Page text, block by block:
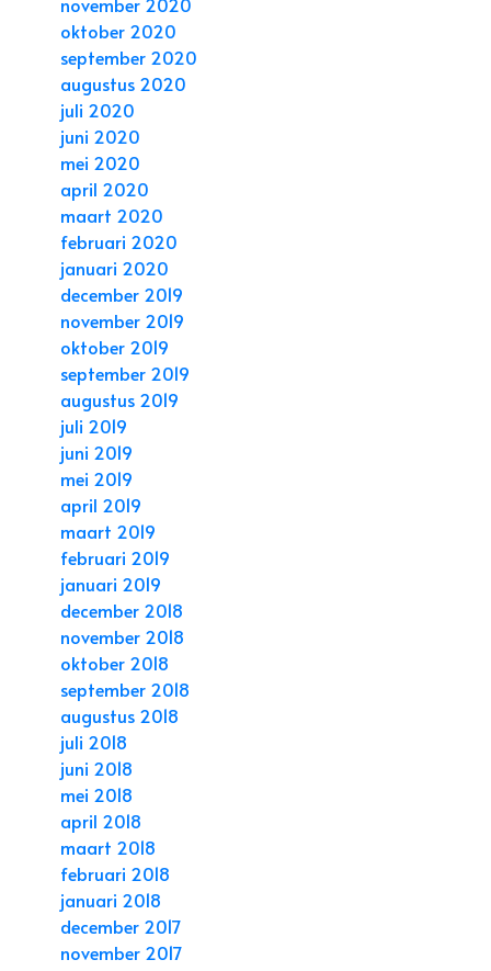
oktober 2020
september 2020
augustus 2020
juli 2020
juni 2020
mei 2020
april 2020
maart 2020
februari 2020
januari 2020
december 2019
november 2019
oktober 2019
september 2019
augustus 2019
juli 2019
juni 2019
mei 2019
april 2019
maart 2019
februari 2019
januari 2019
december 2018
november 2018
oktober 2018
september 2018
augustus 2018
juli 2018
juni 2018
mei 2018
april 2018
maart 2018
februari 2018
januari 2018
december 2017
november 2017